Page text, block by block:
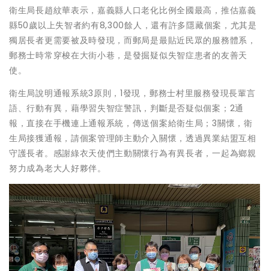
衛生局長趙紋華表示，嘉義縣人口老化比例全國最高，推估嘉義
縣50歲以上失智者約有8,300餘人，還有許多隱藏個案，尤其是
獨居長者更需要被及時發現，而郵局是最貼近民眾的服務體系，
郵務士時常穿梭在大街小巷，是發掘疑似失智症患者的友善天
使。
衛生局說明通報系統3原則，1發現，郵務士村里服務發現長輩言
語、行動有異，藉學習失智症警訊，判斷是否疑似個案；2通
報，直接在手機連上通報系統，傳送個案給衛生局；3關懷，衛
生局接獲通報，請個案管理師主動介入關懷，透過異業結盟互相
守護長者。感謝綠衣天使們主動關懷行為有異長者，一起為鄉親
努力成為老大人好夥伴。